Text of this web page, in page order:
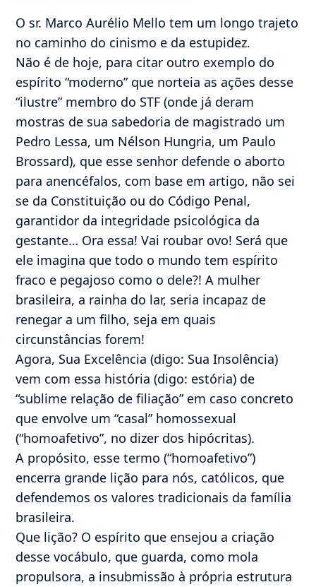
O sr. Marco Aurélio Mello tem um longo trajeto
no caminho do cinismo e da estupidez.
Não é de hoje, para citar outro exemplo do
espírito “moderno” que norteia as ações desse
“ilustre” membro do STF (onde já deram
mostras de sua sabedoria de magistrado um
Pedro Lessa, um Nélson Hungria, um Paulo
Brossard), que esse senhor defende o aborto
para anencéfalos, com base em artigo, não sei
se da Constituição ou do Código Penal,
garantidor da integridade psicológica da
gestante… Ora essa! Vai roubar ovo! Será que
ele imagina que todo o mundo tem espírito
fraco e pegajoso como o dele?! A mulher
brasileira, a rainha do lar, seria incapaz de
renegar a um filho, seja em quais
circunstâncias forem!
Agora, Sua Excelência (digo: Sua Insolência)
vem com essa história (digo: estória) de
“sublime relação de filiação” em caso concreto
que envolve um “casal” homossexual
(“homoafetivo”, no dizer dos hipócritas).
A propósito, esse termo (“homoafetivo”)
encerra grande lição para nós, católicos, que
defendemos os valores tradicionais da família
brasileira.
Que lição? O espírito que ensejou a criação
desse vocábulo, que guarda, como mola
propulsora, a insubmissão à própria estrutura